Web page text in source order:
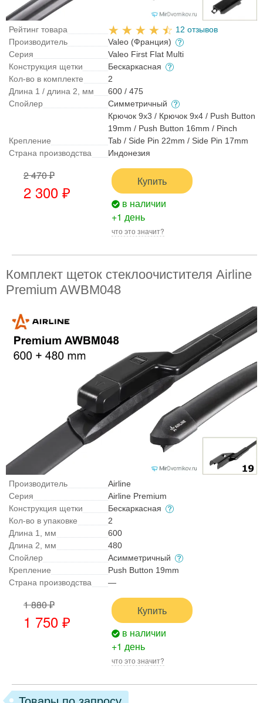
Рейтинг товара
12 отзывов
Производитель
Valeo (Франция)
Серия
Valeo First Flat Multi
Конструкция щетки
Бескаркасная
Кол-во в комплекте
2
Длина 1 / длина 2, мм
600 / 475
Спойлер
Симметричный
Крепление
Крючок 9x3 / Крючок 9x4 / Push Button
19mm / Push Button 16mm / Pinch
Tab / Side Pin 22mm / Side Pin 17mm
Страна производства
Индонезия
2 470 ₽
2 300 ₽
Купить
в наличии
+1 день
что это значит?
Комплект щеток стеклоочистителя Airline
Premium AWBM048
Производитель
Airline
Серия
Airline Premium
Конструкция щетки
Бескаркасная
Кол-во в упаковке
2
Длина 1, мм
600
Длина 2, мм
480
Спойлер
Асимметричный
Крепление
Push Button 19mm
Страна производства
—
1 880 ₽
1 750 ₽
Купить
в наличии
+1 день
что это значит?